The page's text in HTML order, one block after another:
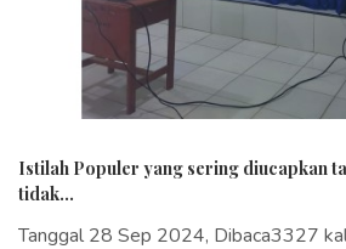
Istilah Populer yang sering diucapkan
tidak...
Tanggal 28 Sep 2024, Dibaca3327